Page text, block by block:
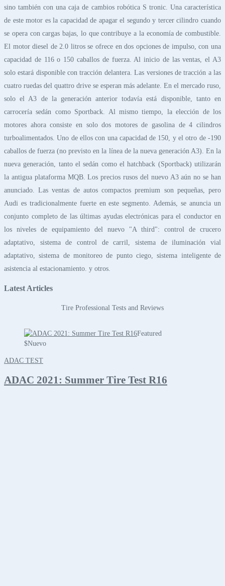
sino también con una caja de cambios robótica S tronic. Una característica
de este motor es la capacidad de apagar el segundo y tercer cilindro cuando
se opera con cargas bajas, lo que contribuye a la economía de combustible.
El motor diesel de 2.0 litros se ofrece en dos opciones de impulso, con una
capacidad de 116 o 150 caballos de fuerza. Al inicio de las ventas, el A3
solo estará disponible con tracción delantera. Las versiones de tracción a las
cuatro ruedas del quattro drive se esperan más adelante. En el mercado ruso,
solo el A3 de la generación anterior todavía está disponible, tanto en
carrocería sedán como Sportback. Al mismo tiempo, la elección de los
motores ahora consiste en solo dos motores de gasolina de 4 cilindros
turboalimentados. Uno de ellos con una capacidad de 150, y el otro de -190
caballos de fuerza (no previsto en la línea de la nueva generación A3). En la
nueva generación, tanto el sedán como el hatchback (Sportback) utilizarán
la antigua plataforma MQB. Los precios rusos del nuevo A3 aún no se han
anunciado. Las ventas de autos compactos premium son pequeñas, pero
Audi es tradicionalmente fuerte en este segmento. Además, se anuncia un
conjunto completo de las últimas ayudas electrónicas para el conductor en
los niveles de equipamiento del nuevo "A third": control de crucero
adaptativo, sistema de control de carril, sistema de iluminación vial
adaptativo, sistema de monitoreo de punto ciego, sistema inteligente de
asistencia al estacionamiento. y otros.
Latest Articles
Tire Professional Tests and Reviews
Featured
$Nuevo
ADAC TEST
ADAC 2021: Summer Tire Test R16